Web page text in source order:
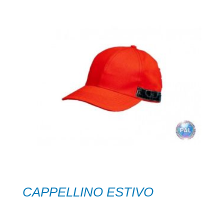
CAPPELLINO ESTIVO